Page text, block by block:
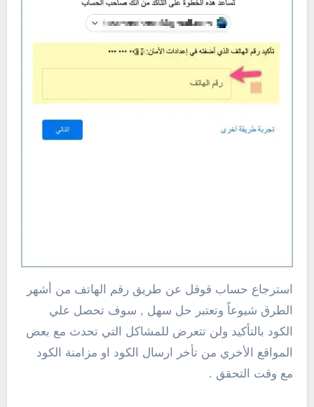
استرجاع حساب قوقل عن طريق رقم الهاتف من أشهر
الطرق شيوعاً وتعتبر حل سهل , سوف تحصل علي
الكود بالتأكيد ولن تتعرض للمشاكل التي تحدث مع بعض
المواقع الأخري من تأخر ارسال الكود او مزامنة الكود
مع وقت التحقق .